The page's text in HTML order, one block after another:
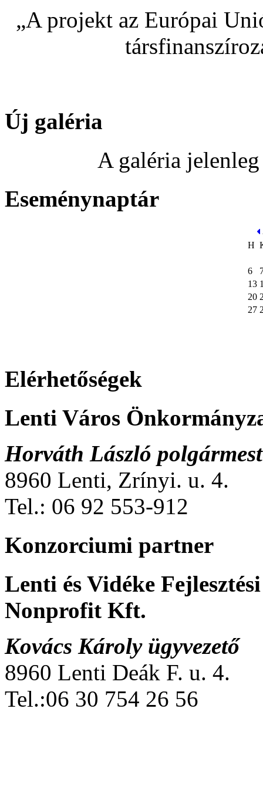
„A projekt az Európai
Új galéria
A galéria
Eseménynaptár
H
6
13
20
27
Elérhetőségek
Lenti Város
Horváth László
8960 Lenti, Zrínyi. u. 4.
Tel.: 06 92 553-912
Konzorciumi partner
Lenti és Vidéke
Nonprofit Kft.
Kovács Károly ügyvezető
8960 Lenti Deák F. u. 4.
Tel.:06 30 754 26 56